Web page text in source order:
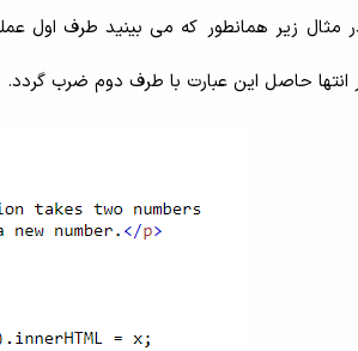
مثال زیر همانطور که می بینید طرف اول
حاصل این عبارت با طرف دوم ضرب گردد.